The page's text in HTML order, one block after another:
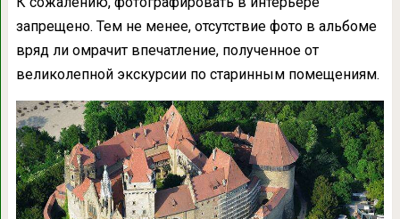
запрещено. Тем не менее, отсутствие фото в альбоме
вряд ли омрачит впечатление, полученное от
великолепной экскурсии по старинным помещениям.